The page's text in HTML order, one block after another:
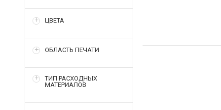
ЦВЕТА
ОБЛАСТЬ ПЕЧАТИ
ТИП РАСХОДНЫХ
МАТЕРИАЛОВ